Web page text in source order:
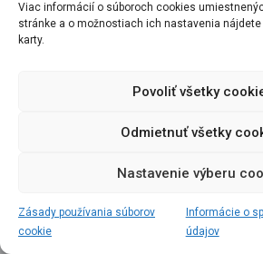
Viac informácií o súboroch cookies
stránke a o možnostiach ich nastavenia
karty.
Povoliť všetky
Odmietnuť všetky
Nastavenie výberu
Zásady používania súborov
cookie
Informácie o
údajov